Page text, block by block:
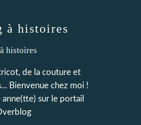
à histoires
de la couture et
Bienvenue chez moi !
anne(tte) sur le portail